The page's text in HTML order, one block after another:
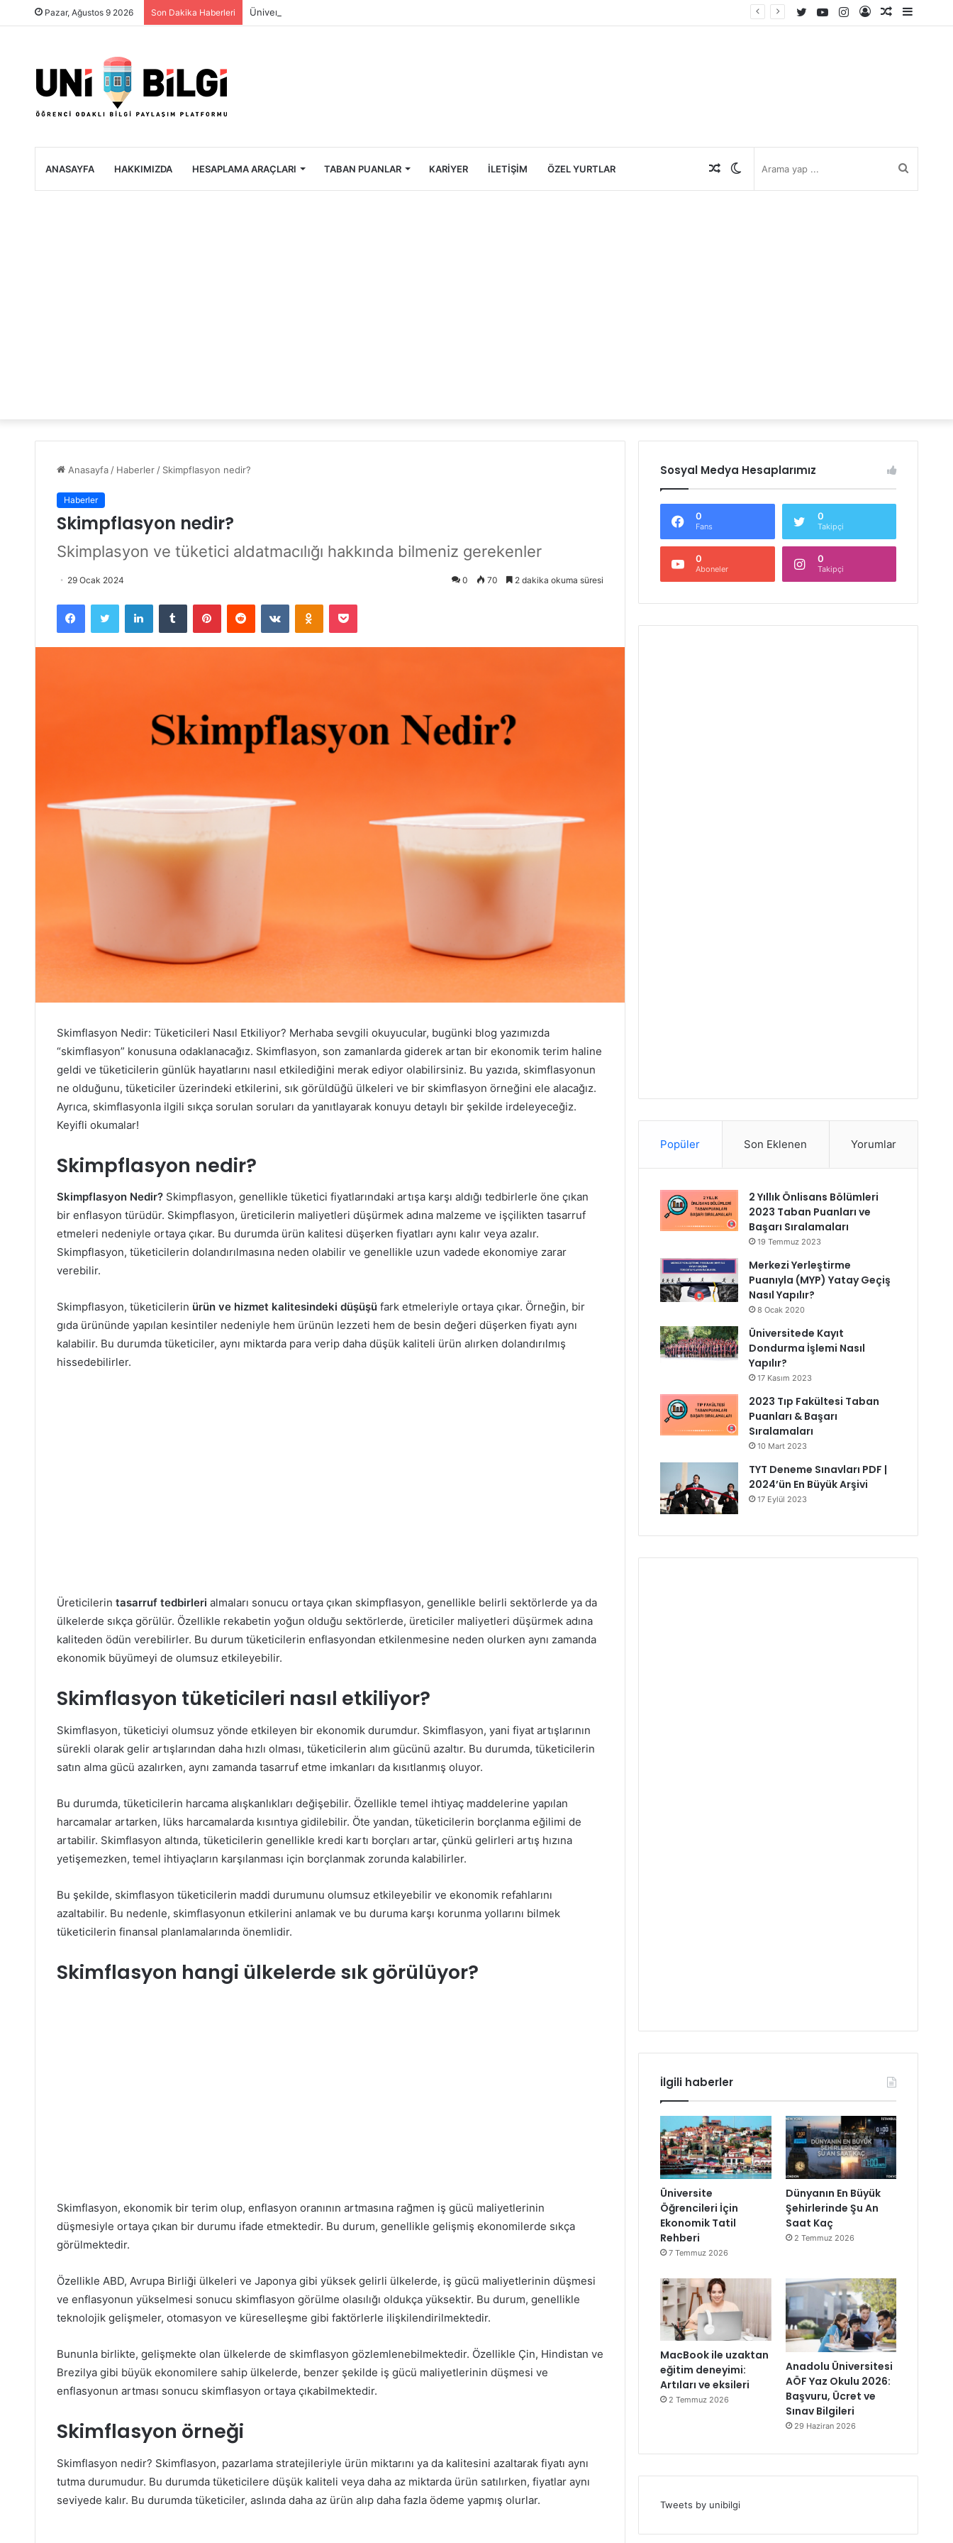
Pazar, Ağustos 9 2026 Son Dakika Haberleri Üniversite Öğrencileri İçin Ekonomik Tatil Rehberi
Rastgele
Kayıt
Instagram
YouTube
Twitter
ANASAYFA HAKKIMIZDA HESAPLAMA ARAÇLARI TABAN PUANLAR KARIYER İLETIŞIM ÖZEL YURTLAR Rastgele
Anasayfa / Haberler / Skimpflasyon nedir?
Haberler
Skimpflasyon nedir?
Skimplasyon ve tüketici aldatmacılığı hakkında bilmeniz gerekenler
29 Ocak 2024 0 70 2 dakika okuma süresi
Facebook Twitter LinkedIn Tumblr Pinterest Reddit VKontakte Odnoklassniki Pocket
Skimflasyon Nedir: Tüketicileri Nasıl Etkiliyor? Merhaba sevgili okuyucular, bugünki blog yazımızda
“skimflasyon” konusuna odaklanacağız. Skimflasyon, son zamanlarda giderek artan bir ekonomik terim haline
geldi ve tüketicilerin günlük hayatlarını nasıl etkilediğini merak ediyor olabilirsiniz. Bu yazıda, skimflasyonun
ne olduğunu, tüketiciler üzerindeki etkilerini, sık görüldüğü ülkeleri ve bir skimflasyon örneğini ele alacağız.
Ayrıca, skimflasyonla ilgili sıkça sorulan soruları da yanıtlayarak konuyu detaylı bir şekilde irdeleyeceğiz.
Keyifli okumalar!
Skimpflasyon nedir?
Skimpflasyon Nedir?Skimpflasyon, genellikle tüketici fiyatlarındaki artışa karşı aldığı tedbirlerle öne çıkan
bir enflasyon türüdür. Skimpflasyon, üreticilerin maliyetleri düşürmek adına malzeme ve işçilikten tasarruf
etmeleri nedeniyle ortaya çıkar. Bu durumda ürün kalitesi düşerken fiyatları aynı kalır veya azalır.
Skimpflasyon, tüketicilerin dolandırılmasına neden olabilir ve genellikle uzun vadede ekonomiye zarar
verebilir.
Skimpflasyon, tüketicilerin ürün ve hizmet kalitesindeki düşüşüfark etmeleriyle ortaya çıkar. Örneğin, bir
gıda ürününde yapılan kesintiler nedeniyle hem ürünün lezzeti hem de besin değeri düşerken fiyatı aynı
kalabilir. Bu durumda tüketiciler, aynı miktarda para verip daha düşük kaliteli ürün alırken dolandırılmış
hissedebilirler.
Üreticilerin tasarruf tedbirleri almaları sonucu ortaya çıkan skimpflasyon, genellikle belirli sektörlerde ya da
ülkelerde sıkça görülür. Özellikle rekabetin yoğun olduğu sektörlerde, üreticiler maliyetleri düşürmek adına
kaliteden ödün verebilirler. Bu durum tüketicilerin enflasyondan etkilenmesine neden olurken aynı zamanda
ekonomik büyümeyi de olumsuz etkileyebilir.
Skimflasyon tüketicileri nasıl etkiliyor?
Skimflasyon, tüketiciyi olumsuz yönde etkileyen bir ekonomik durumdur. Skimflasyon, yani fiyat artışlarının
sürekli olarak gelir artışlarından daha hızlı olması, tüketicilerin alım gücünü azaltır. Bu durumda, tüketicilerin
satın alma gücü azalırken, aynı zamanda tasarruf etme imkanları da kısıtlanmış oluyor.
Bu durumda, tüketicilerin harcama alışkanlıkları değişebilir. Özellikle temel ihtiyaç maddelerine yapılan
harcamalar artarken, lüks harcamalarda kısıntıya gidilebilir. Öte yandan, tüketicilerin borçlanma eğilimi de
artabilir. Skimflasyon altında, tüketicilerin genellikle kredi kartı borçları artar, çünkü gelirleri artış hızına
yetişemezken, temel ihtiyaçların karşılanması için borçlanmak zorunda kalabilirler.
Bu şekilde, skimflasyon tüketicilerin maddi durumunu olumsuz etkileyebilir ve ekonomik refahlarını
azaltabilir. Bu nedenle, skimflasyonun etkilerini anlamak ve bu duruma karşı korunma yollarını bilmek
tüketicilerin finansal planlamalarında önemlidir.
Skimflasyon hangi ülkelerde sık görülüyor?
Skimflasyon, ekonomik bir terim olup, enflasyon oranının artmasına rağmen iş gücü maliyetlerinin
düşmesiyle ortaya çıkan bir durumu ifade etmektedir. Bu durum, genellikle gelişmiş ekonomilerde sıkça
görülmektedir.
Özellikle ABD, Avrupa Birliği ülkeleri ve Japonya gibi yüksek gelirli ülkelerde, iş gücü maliyetlerinin düşmesi
ve enflasyonun yükselmesi sonucu skimflasyon görülme olasılığı oldukça yüksektir. Bu durum, genellikle
teknolojik gelişmeler, otomasyon ve küreselleşme gibi faktörlerle ilişkilendirilmektedir.
Bununla birlikte, gelişmekte olan ülkelerde de skimflasyon gözlemlenebilmektedir. Özellikle Çin, Hindistan ve
Brezilya gibi büyük ekonomilere sahip ülkelerde, benzer şekilde iş gücü maliyetlerinin düşmesi ve
enflasyonun artması sonucu skimflasyon ortaya çıkabilmektedir.
Skimflasyon örneği
Skimflasyon nedir? Skimflasyon, pazarlama stratejileriyle ürün miktarını ya da kalitesini azaltarak fiyatı aynı
tutma durumudur. Bu durumda tüketicilere düşük kaliteli veya daha az miktarda ürün satılırken, fiyatlar aynı
seviyede kalır. Bu durumda tüketiciler, aslında daha az ürün alıp daha fazla ödeme yapmış olurlar.
Sosyal Medya Hesaplarımız
0
Fans
0
Takipçi
0
Aboneler
0
Takipçi
Popüler Son Eklenen Yorumlar
2 Yıllık Önlisans Bölümleri
2023 Taban Puanları ve
Başarı Sıralamaları
19 Temmuz 2023
Merkezi Yerleştirme
Puanıyla (MYP) Yatay Geçiş
Nasıl Yapılır?
8 Ocak 2020
Üniversitede Kayıt
Dondurma İşlemi Nasıl
Yapılır?
17 Kasım 2023
2023 Tıp Fakültesi Taban
Puanları & Başarı
Sıralamaları
10 Mart 2023
TYT Deneme Sınavları PDF |
2024’ün En Büyük Arşivi
17 Eylül 2023
İlgili haberler
Üniversite
Öğrencileri İçin
Ekonomik Tatil
Rehberi
7 Temmuz 2026
Dünyanın En Büyük
Şehirlerinde Şu An
Saat Kaç
2 Temmuz 2026
MacBook ile uzaktan
eğitim deneyimi:
Artıları ve eksileri
2 Temmuz 2026
Anadolu Üniversitesi
AÖF Yaz Okulu 2026:
Başvuru, Ücret ve
Sınav Bilgileri
29 Haziran 2026
Tweets by unibilgi